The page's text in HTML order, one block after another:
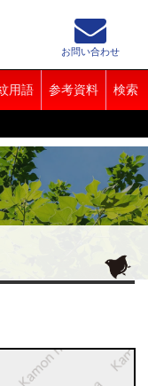
用語 参考資料 検索
お問い合わせ